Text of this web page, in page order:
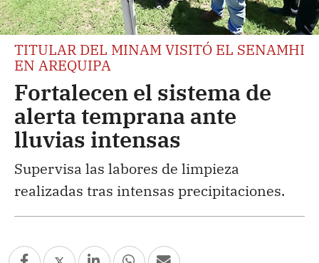
TITULAR DEL MINAM VISITÓ EL SENAMHI
EN AREQUIPA
Fortalecen el sistema de
alerta temprana ante
lluvias intensas
Supervisa las labores de limpieza
realizadas tras intensas precipitaciones.